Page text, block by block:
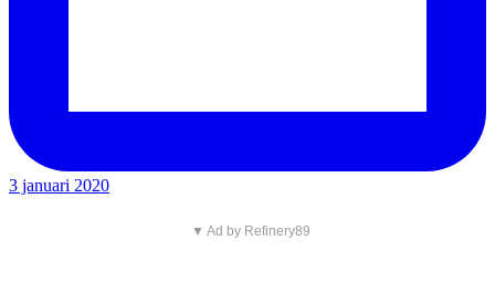
3 januari 2020
▼ Ad by Refinery89